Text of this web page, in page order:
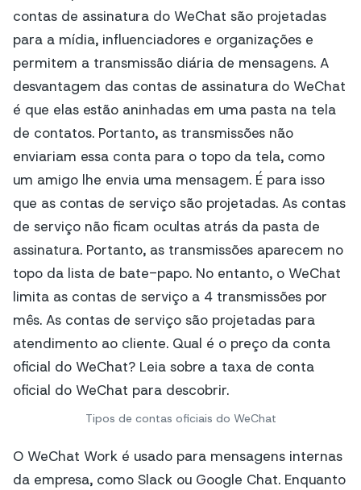
Tipos de contas oficiais do WeChat
O WeChat Work é usado para mensagens internas
da empresa, como Slack ou Google Chat. Enquanto